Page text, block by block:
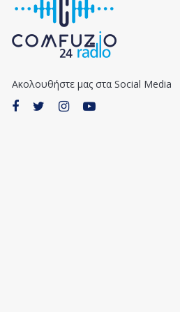
Ακολουθήστε μας στα Social Media